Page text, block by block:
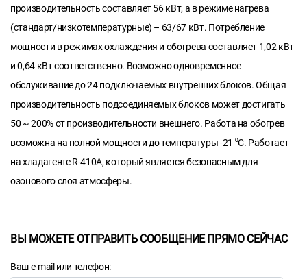
производительность составляет 56 кВт, а в режиме нагрева
(стандарт/низкотемпературные) – 63/67 кВт. Потребление
мощности в режимах охлаждения и обогрева составляет 1,02 кВт
и 0,64 кВт соответственно. Возможно одновременное
обслуживание до 24 подключаемых внутренних блоков. Общая
производительность подсоединяемых блоков может достигать
50 ~ 200% от производительности внешнего. Работа на обогрев
возможна на полной мощности до температуры -21 ⁰C. Работает
на хладагенте R-410A, который является безопасным для
озонового слоя атмосферы.
ВЫ МОЖЕТЕ ОТПРАВИТЬ СООБЩЕНИЕ ПРЯМО СЕЙЧАС
Ваш e-mail или телефон: